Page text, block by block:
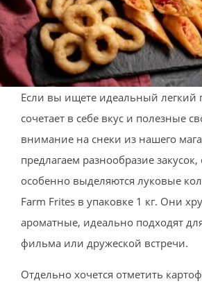
Если вы ищете идеальный легкий
сочетает в себе вкус и полезные
внимание на снеки из нашего
предлагаем разнообразие
особенно выделяются луковые
Farm Frites в упаковке 1 кг. Они
ароматные, идеально подходят
фильма или дружеской встречи.
Отдельно хочется отметить